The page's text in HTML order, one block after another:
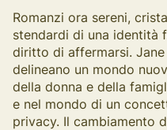
Romanzi ora sereni,
stendardi di una identità
diritto di affermarsi.
delineano un mondo
della donna e della
e nel mondo di un
privacy. Il cambiamento